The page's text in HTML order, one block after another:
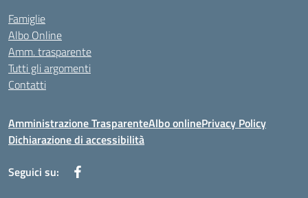
Famiglie
Albo Online
Amm. trasparente
Tutti gli argomenti
Contatti
Amministrazione TrasparenteAlbo onlinePrivacy Policy
Dichiarazione di accessibilità
Seguici su: